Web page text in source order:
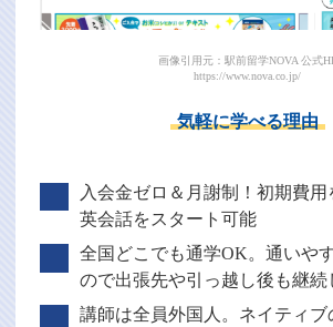
画像引用元：駅前留学NOVA 公式
https://www.nova.co.jp/
気軽に学べる理由
入会金ゼロ＆月謝制！初期費用
英会話をスタート可能
全国どこでも通学OK。通いや
ので出張先や引っ越し後も継続
講師は全員外国人。ネイティブ